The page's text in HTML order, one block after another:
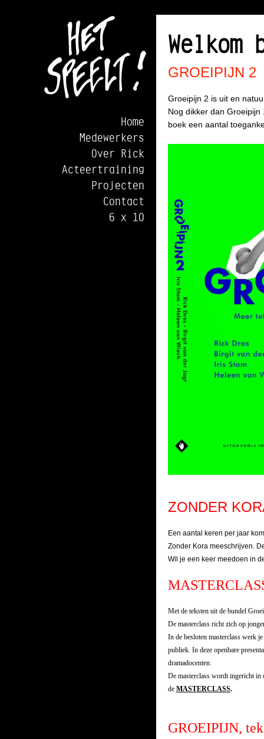
Home
Medewerkers
Over Rick
Acteertraining
Projecten
Contact
6 x 10
GROEIPIJN 2
Groeipijn 2 is uit en
Nog dikker dan
boek een aantal
ZONDER
Een aantal keren per jaar
Zonder Kora meeschrijven.
Wil je een keer meedoen in
Met de teksten uit de bundel
De masterclass richt zich op
In de besloten masterclass werk
publiek. In deze openbare
dramadocenten.
De masterclass wordt ingericht in
de MASTERCLASS.
GROEIPIJN,